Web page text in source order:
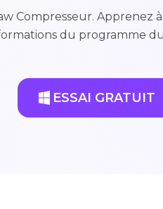
Compresseur.
du programme
ESSAI GRATUIT